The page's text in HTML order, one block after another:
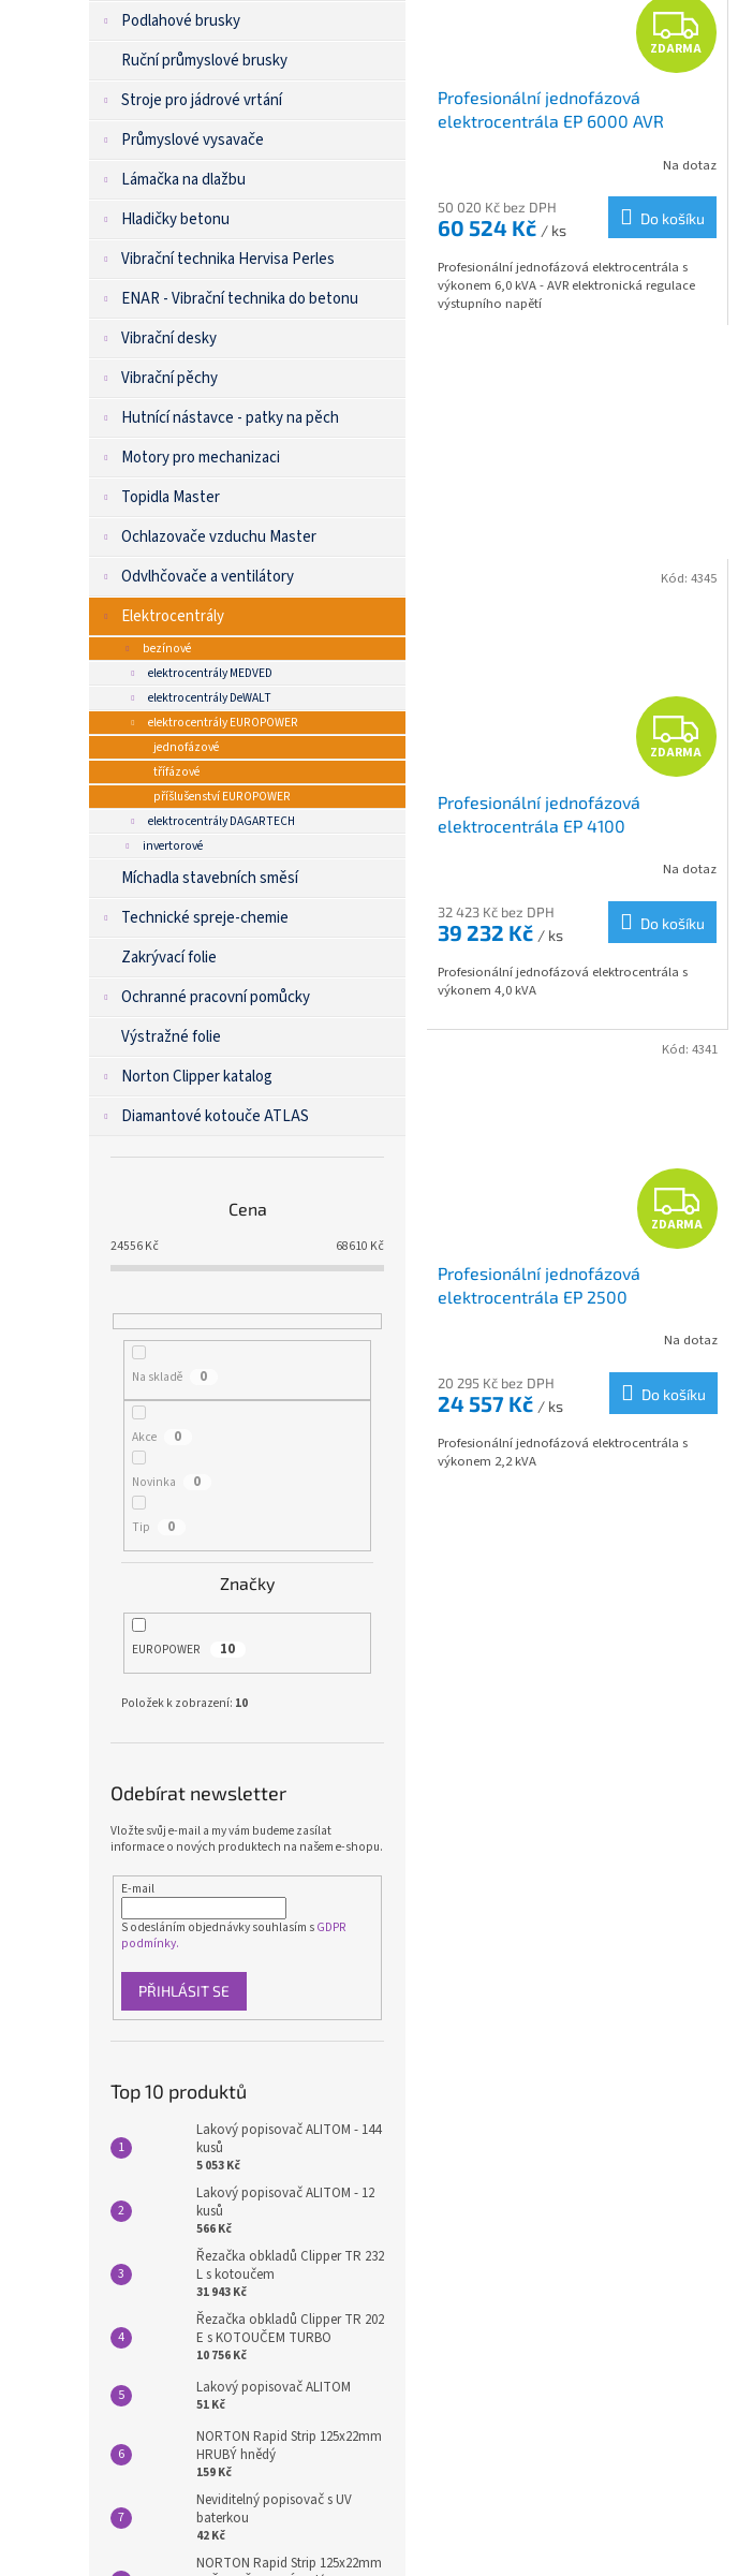
Podlahové brusky
Ruční průmyslové brusky
Stroje pro jádrové vrtání
Průmyslové vysavače
Lámačka na dlažbu
Hladičky betonu
Vibrační technika Hervisa Perles
ENAR - Vibrační technika do betonu
Vibrační desky
Vibrační pěchy
Hutnící nástavce - patky na pěch
Motory pro mechanizaci
Topidla Master
Ochlazovače vzduchu Master
Odvlhčovače a ventilátory
Elektrocentrály
bezínové
elektrocentrály MEDVED
elektrocentrály DeWALT
elektrocentrály EUROPOWER
jednofázové
třífázové
příšlušenství EUROPOWER
elektrocentrály DAGARTECH
invertorové
Míchadla stavebních směsí
Technické spreje-chemie
Zakrývací folie
Ochranné pracovní pomůcky
Výstražné folie
Norton Clipper katalog
Diamantové kotouče ATLAS
Cena
24556Kč 68610 Kč
Na skladě 0
Akce 0
Novinka 0
Tip 0
Značky
EUROPOWER 10
Položek k zobrazení: 10
Odebírat newsletter
Vložte svůj e-mail a my vám budeme zasílat
informace o nových produktech na našem e-shopu.
E-mail
S odesláním objednávky souhlasím sGDPR
podmínky.
PŘIHLÁSIT SE
Top 10 produktů
Lakový popisovač ALITOM - 144
kusů
5 053 Kč
Lakový popisovač ALITOM - 12
kusů
566 Kč
Řezačka obkladů Clipper TR 232
L s kotoučem
31 943 Kč
Řezačka obkladů Clipper TR 202
E s KOTOUČEM TURBO
10 756 Kč
Lakový popisovač ALITOM
51 Kč
NORTON Rapid Strip 125x22mm
HRUBÝ hnědý
159 Kč
Neviditelný popisovač s UV
baterkou
42 Kč
NORTON Rapid Strip 125x22mm
Z
D
R
M
A
ZDARMA
Profesionální jednofázová
elektrocentrála EP 6000 AVR
Na dotaz
50 020 Kč bez DPH
60 524 Kč / ks
Do košíku
Profesionální jednofázová elektrocentrála s
výkonem 6,0 kVA - AVR elektronická regulace
výstupního napětí
Z
D
R
M
A
ZDARMA
Profesionální jednofázová
elektrocentrála EP 4100
Na dotaz
32 423 Kč bez DPH
39 232 Kč / ks
Do košíku
Profesionální jednofázová elektrocentrála s
výkonem 4,0 kVA
Kód: 4345
Z
D
R
M
A
ZDARMA
Profesionální jednofázová
elektrocentrála EP 2500
Na dotaz
20 295 Kč bez DPH
24 557 Kč / ks
Do košíku
Profesionální jednofázová elektrocentrála s
výkonem 2,2 kVA
Kód: 4341